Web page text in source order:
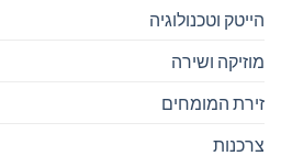
הייטק וטכנולוגיה
מוזיקה ושירה
זירת המומחים
צרכנות